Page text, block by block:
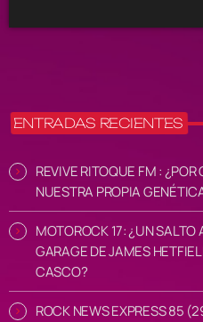
ENTRADAS RECIENTES
REVIVE RITOQUE FM : ¿POR
NUESTRA PROPIA
MOTOROCK 17: ¿UN SALTO
GARAGE DE JAMES
CASCO?
ROCK NEWS EXPRESS 85